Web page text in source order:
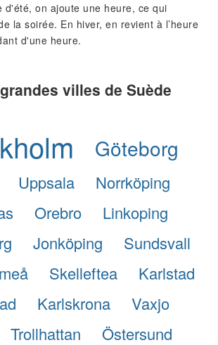
d'été, on ajoute une heure, ce qui
la soirée. En hiver, en revient à l’heure
d'une heure.
villes de Suède
Göteborg
Uppsala
Norrköping
Orebro
Linkoping
Jonköping
Sundsvall
Skelleftea
Karlstad
Karlskrona
Vaxjo
Trollhattan
Östersund